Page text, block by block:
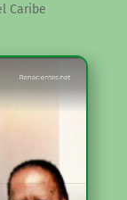
Caribe